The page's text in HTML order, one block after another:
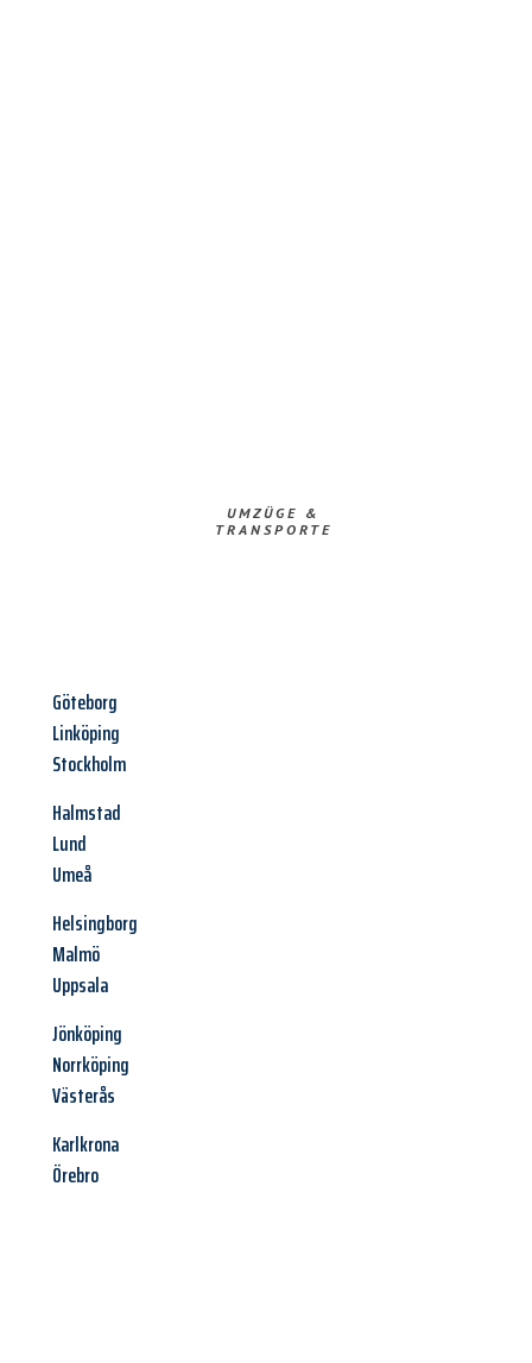
UMZÜGE &
TRANSPORTE
Göteborg
Linköping
Stockholm
Halmstad
Lund
Umeå
Helsingborg
Malmö
Uppsala
Jönköping
Norrköping
Västerås
Karlkrona
Örebro